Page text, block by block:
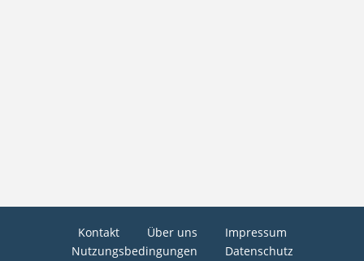
Kontakt Über uns
Impressum
Nutzungsbedingungen
Datenschutz